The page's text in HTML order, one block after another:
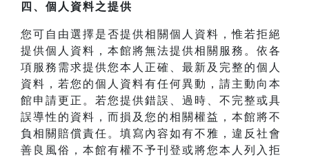
四、 個人資料之提供
您可自由選擇是否提供相關個人資料，惟若拒絕
提供個人資料，本館將無法提供相關服務。依各
項服務需求提供您本人正確、最新及完整的個人
資料，若您的個人資料有任何異動，請主動向本
館申請更正。若您提供錯誤、過時、不完整或具
誤導性的資料，而損及您的相關權益，本館將不
負相關賠償責任。填寫內容如有不雅，違反社會
善良風俗，本館有權不予刊登或將您本人列入拒